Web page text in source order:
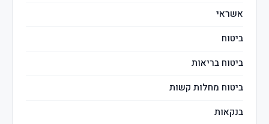
אשראי
ביטוח
ביטוח בריאות
ביטוח מחלות קשות
בנקאות